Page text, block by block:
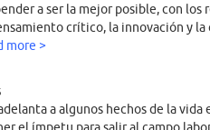
a ser la mejor posible, con
crítico, la innovación y la
more >
a algunos hechos de la